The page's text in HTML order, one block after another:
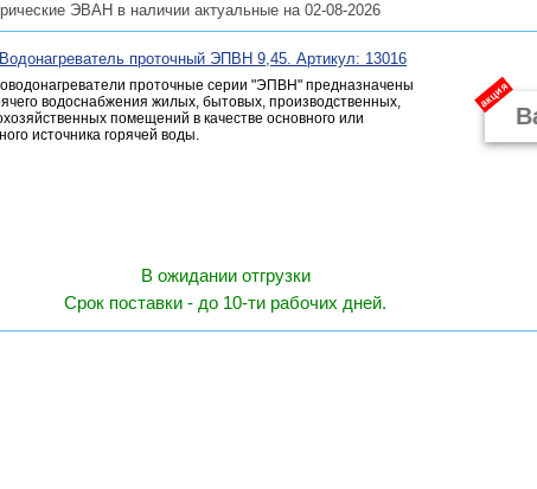
ЭВАН в наличии актуальные на 02-08-2026
проточный ЭПВН 9,45. Артикул: 13016
проточные серии "ЭПВН" предназначены
водоснабжения жилых, бытовых, производственных,
помещений в качестве основного или
источника горячей воды.
акция
В ожидании отгрузки
Срок поставки - до 10-ти рабочих дней.